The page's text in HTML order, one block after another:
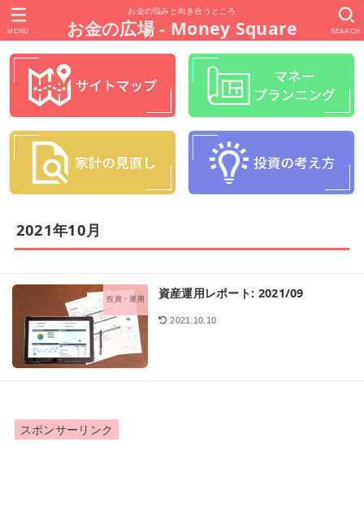
お金の悩みと向き合うところ
お金の広場 - Money Square SEARCH
MENU
2021年10月
投資・運用 資産運用レポート: 2021/09
2021.10.10
スポンサーリンク